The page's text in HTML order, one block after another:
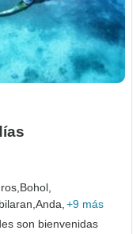
Bohol,
Anda, +9 más
son bienvenidas